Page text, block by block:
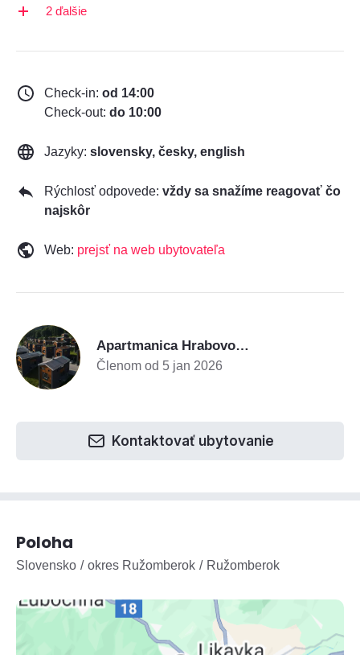
2 ďalšie
Check-in: od 14:00
Check-out: do 10:00
Jazyky: slovensky, česky, english
Rýchlosť odpovede: vždy sa snažíme reagovať čo
najskôr
Web: prejsť na web ubytovateľa
A Apartmanica Hrabovo 32 - 3A
Členom od 5 jan 2026
Kontaktovať ubytovanie
Poloha
Slovensko okres Ružomberok Ružomberok